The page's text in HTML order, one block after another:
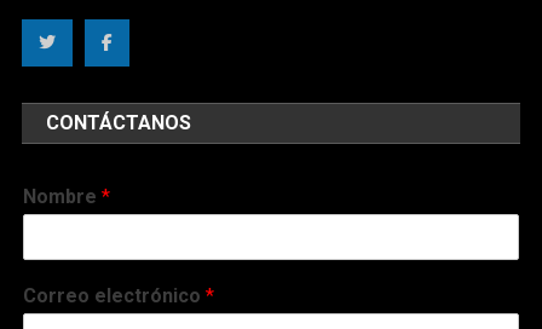
CONTÁCTANOS
Nombre*
Correo electrónico*